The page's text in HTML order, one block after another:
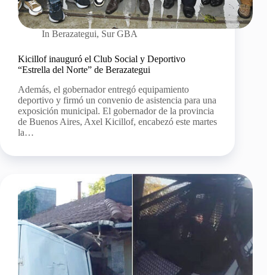
In Berazategui, Sur GBA
Kicillof inauguró el Club Social y Deportivo
“Estrella del Norte” de Berazategui
Además, el gobernador entregó equipamiento
deportivo y firmó un convenio de asistencia para una
exposición municipal. El gobernador de la provincia
de Buenos Aires, Axel Kicillof, encabezó este martes
la…